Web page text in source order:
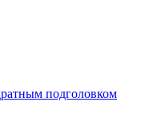
подголовком